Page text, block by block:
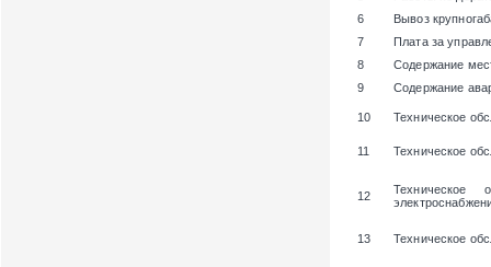
6
Вывоз
7
Плата за
8
Содержание
9
Содержание
10 Техническое
11 Техническое
12
Техническое
13 Техническое